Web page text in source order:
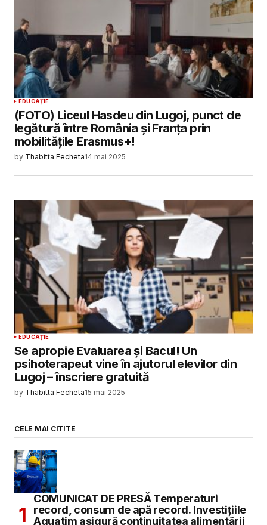
EDUCAȚIE
(FOTO) Liceul Hasdeu din Lugoj, punct de
legătură între România și Franța prin
mobilitățile Erasmus+!
by Thabitta Fecheta14 mai 2025
EDUCAȚIE
Se apropie Evaluarea și Bacul! Un
psihoterapeut vine în ajutorul elevilor din
Lugoj – înscriere gratuită
by Thabitta Fecheta15 mai 2025
CELE MAI CITITE
COMUNICAT DE PRESĂ Temperaturi
record, consum de apă record. Investițiile
Aquatim asigură continuitatea alimentării